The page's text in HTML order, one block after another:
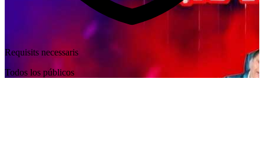
Requisits necessaris
Todos los públicos